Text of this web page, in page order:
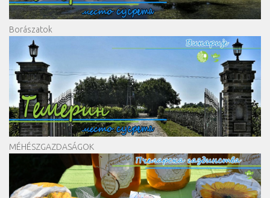
Borászatok
MÉHÉSZGAZDASÁGOK